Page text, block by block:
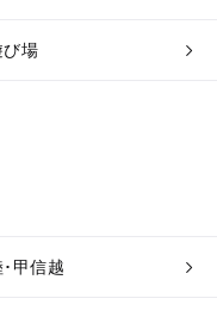
び場
甲信越